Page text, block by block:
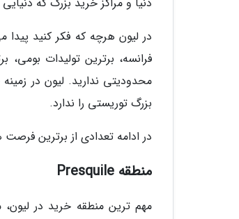
در لیون هرچه که فکر کنید
فرانسه، برترین تولیدات
محدودیتی ندارید. لیون در
بزرگ توریستی را ندارد.
در ادامه تعدادی از برترین
منطقه Presquile